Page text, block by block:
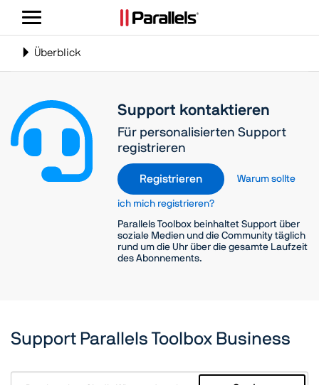
Navigation
Toggle
Überblick
Support kontaktieren
Für personalisierten Support
registrieren
Registrieren Warum sollte
ich mich registrieren?
Parallels Toolbox beinhaltet Support über
soziale Medien und die Community täglich
rund um die Uhr über die gesamte Laufzeit
des Abonnements.
Support Parallels Toolbox Business